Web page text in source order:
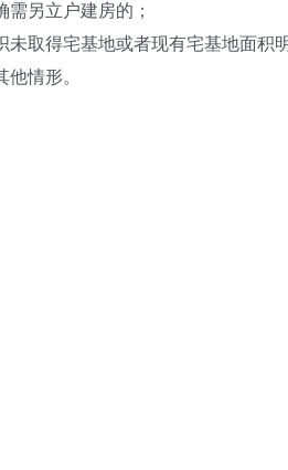
需另立户建房的；
未取得宅基地或者现有宅基地面积
他情形。